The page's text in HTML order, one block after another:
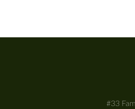
#33